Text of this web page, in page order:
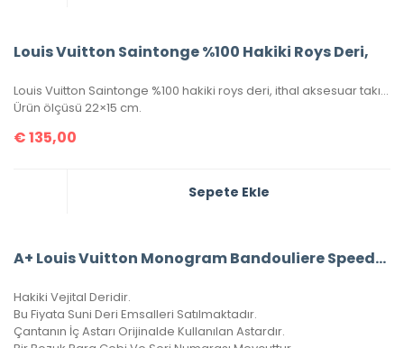
Louis Vuitton Saintonge %100 Hakiki Roys Deri,
Louis Vuitton Saintonge %100 hakiki roys deri, ithal aksesuar takımı, ithal kumaş, simetrik kesim, seri numaralı, kutulu, toz torbalı ve sertifikalı olarak gönderilecektir.
Ürün ölçüsü 22×15 cm.
€135,00
Sepete Ekle
A+ Louis Vuitton Monogram Bandouliere Speedy 35’Lik Vejital Deri CRL242
Hakiki Vejital Deridir.
Bu Fiyata Suni Deri Emsalleri Satılmaktadır.
Çantanın İç Astarı Orijinalde Kullanılan Astardır.